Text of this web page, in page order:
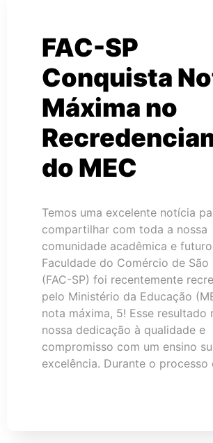
FAC-SP
Conquista
Máxima no
do MEC
Temos uma excelente notícia
compartilhar com toda a nossa
comunidade acadêmica e
Faculdade do Comércio de São
(FAC-SP) foi recentemente
pelo Ministério da Educação
nota máxima, 5! Esse resultado
nossa dedicação à qualidade e
compromisso com um ensino
excelência. Durante o